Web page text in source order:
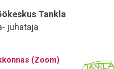
Tankla
juhataja
(Zoom)